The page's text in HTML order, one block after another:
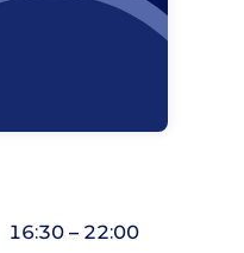
16:30 – 22:00